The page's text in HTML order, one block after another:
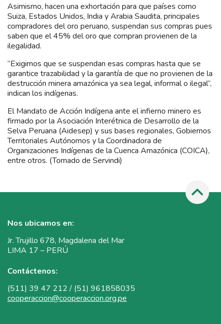
Asimismo, hacen una exhortación para que países como
Suiza, Estados Unidos, India y Arabia Saudita, principales
compradores del oro peruano, suspendan sus compras pues
saben que el 45% del oro que compran provienen de la
ilegalidad.
“Exigimos que se suspendan esas compras hasta que se
garantice trazabilidad y la garantía de que no provienen de la
destrucción minera amazónica ya sea legal, informal o ilegal”,
indican los indígenas.
El Mandato de Acción Indígena ante el infierno minero es
firmado por la Asociación Interétnica de Desarrollo de la
Selva Peruana (Aidesep) y sus bases regionales, Gobiernos
Territoriales Autónomos y la Coordinadora de
Organizaciones Indígenas de la Cuenca Amazónica (COICA),
entre otros. (Tomado de Servindi)
Nos ubicamos en:
Jr. Trujillo 678, Magdalena del Mar
LIMA 17 – PERÚ
Contáctenos:
(511) 39 47 212 / (51) 961858035
cooperaccion@cooperaccion.org.pe